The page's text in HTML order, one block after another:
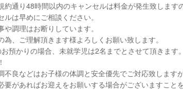
通り48時間以内のキャンセルは料金が発生致します
ルは早めにご相談ください。
調理はお断りしています。
為、ご理解頂きます様よろしくお願い致します。
預かりの場合、未就学児は2名までとさせて頂きます
良などはお子様の体調と安全優先でご対応致します
要があればお迎えをお願いする場合がございますこと